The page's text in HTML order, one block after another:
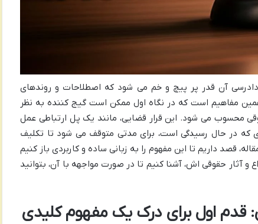
آن قدر پر پیچ و خم می شود که اصطلاحات و روندهای
همین مفاهیم است که در نگاه اول ممکن است گیج کننده به نظر
محسوب می شود. این قرار قضایی، مانند یک پل ارتباطی عمل
که در حال رسیدگی است، برای مدتی متوقف می شود تا تکلیف
قصد داریم تا این مفهوم را به زبانی ساده و کاربردی باز کنیم
و آثار حقوقی اش، آشنا کنیم تا در صورت مواجهه با آن، بتوانید
قدم اول برای درک یک مفهوم کلیدی